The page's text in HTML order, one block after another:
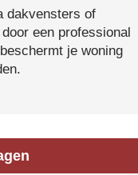
dakvensters of
door een professional
je woning